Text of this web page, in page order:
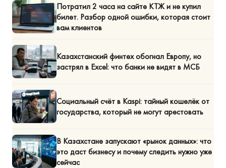
Потратил 2 часа на сайте КТЖ и не купил
билет. Разбор одной ошибки, которая стоит
вам клиентов
Казахстанский финтех обогнал Европу, но
застрял в Excel: что банки не видят в МСБ
Социальный счёт в Kaspi: тайный кошелёк от
государства, который не могут арестовать
В Казахстане запускают «рынок данных»: что
это даст бизнесу и почему следить нужно уже
сейчас